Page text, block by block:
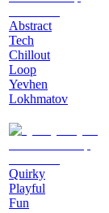
Abstract
Tech
Chillout
Loop
Yevhen
Lokhmatov
Quirky
Playful
Fun